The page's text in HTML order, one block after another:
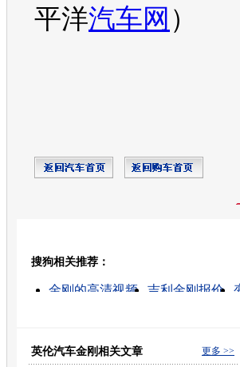
平洋汽车网 ）
搜狗相关推荐：
金刚的高清视频 吉利金刚报价
更多 >>
英伦汽车金刚相关文章